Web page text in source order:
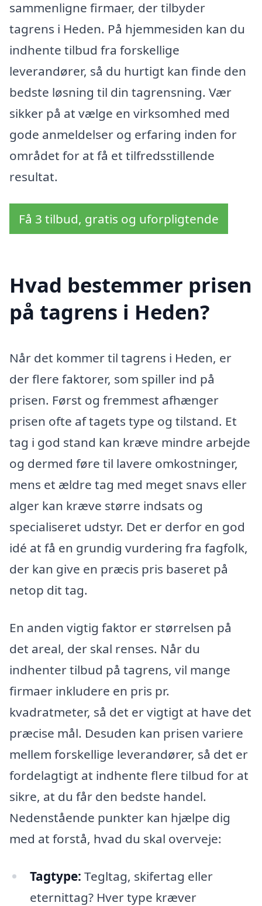
sammenligne firmaer, der tilbyder
tagrens i Heden. På hjemmesiden kan du
indhente tilbud fra forskellige
leverandører, så du hurtigt kan finde den
bedste løsning til din tagrensning. Vær
sikker på at vælge en virksomhed med
gode anmeldelser og erfaring inden for
området for at få et tilfredsstillende
resultat.
Få 3 tilbud, gratis og uforpligtende
Hvad bestemmer prisen
på tagrens i Heden?
Når det kommer til tagrens i Heden, er
der flere faktorer, som spiller ind på
prisen. Først og fremmest afhænger
prisen ofte af tagets type og tilstand. Et
tag i god stand kan kræve mindre arbejde
og dermed føre til lavere omkostninger,
mens et ældre tag med meget snavs eller
alger kan kræve større indsats og
specialiseret udstyr. Det er derfor en god
idé at få en grundig vurdering fra fagfolk,
der kan give en præcis pris baseret på
netop dit tag.
En anden vigtig faktor er størrelsen på
det areal, der skal renses. Når du
indhenter tilbud på tagrens, vil mange
firmaer inkludere en pris pr.
kvadratmeter, så det er vigtigt at have det
præcise mål. Desuden kan prisen variere
mellem forskellige leverandører, så det er
fordelagtigt at indhente flere tilbud for at
sikre, at du får den bedste handel.
Nedenstående punkter kan hjælpe dig
med at forstå, hvad du skal overveje:
Tagtype: Tegltag, skifertag eller
eternittag? Hver type kræver